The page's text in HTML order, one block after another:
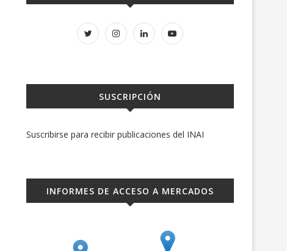
SUSCRIPCIÓN
Suscribirse para recibir publicaciones del INAI
INFORMES DE ACCESO A MERCADOS